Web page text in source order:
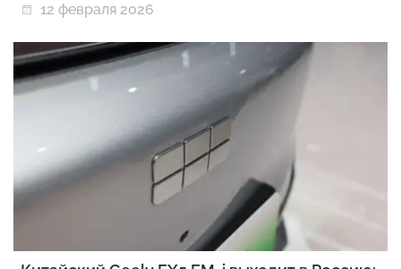
12 февраля 2026